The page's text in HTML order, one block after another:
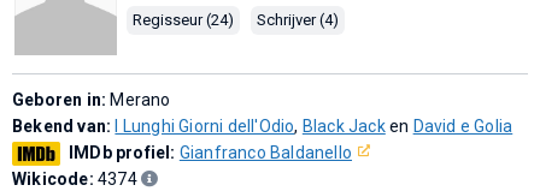
Regisseur (24) Schrijver (4)
Geboren in: Merano
Bekend van:
I Lunghi Giorni dell'Odio, Black Jacken David e Golia
IMDb profiel: Gianfranco Baldanello
Wikicode: 4374